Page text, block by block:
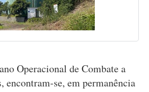
Operacional de Combate a
encontram-se, em permanência